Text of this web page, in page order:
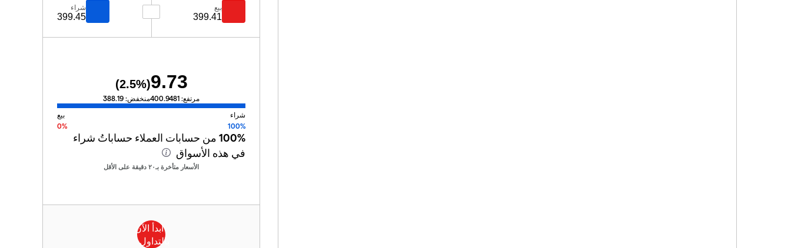
بيع
399.41
شراء
399.45
9.73
(
2.5%)
مرتفع: 400.9481منخفض: 388.19
شراء
بيع
100%
0%
100% من حسابات العملاء حساباتُ شراء
في هذه الأسواق
الأسعار متأخرة بـ٢٠ دقيقة على الأقل